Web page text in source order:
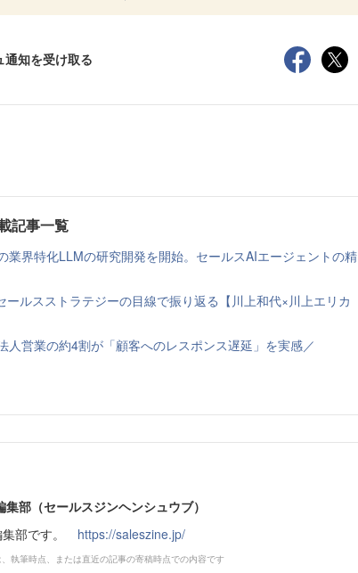
通知を受け取る
記事一覧
業界特化LLMの研究開発を開始。セールスAIエージェントの精
ールスストラテジーの目線で振り返る【川上和代×川上エリカ
人営業の約4割が「顧客へのレスポンス遅延」を実感／
部（セールスジンヘンシュウブ）
部です。 https://saleszine.jp/
執筆時点、または直近の記事の寄稿時点での内容です